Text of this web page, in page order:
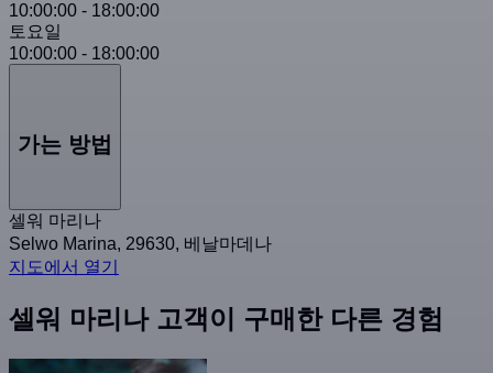
10:00:00 - 18:00:00
토요일
10:00:00 - 18:00:00
가는 방법
셀워 마리나
Selwo Marina, 29630, 베날마데나
지도에서 열기
셀워 마리나 고객이 구매한 다른 경험